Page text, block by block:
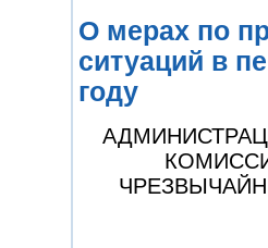
О мерах по
ситуаций в
году